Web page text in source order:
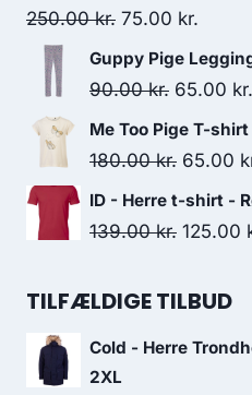
199.95
250.00kr. Original
price
was:
75.00 kr.
price
is:
Guppy Pige
90.00kr. Original
price
was:
65.00 kr.
Me Too Pige T-
180.00kr. Original
price
was:
65.00
ID - Herre t-shirt -
139.00kr. Original
was:
125.00
TILFÆLDIGE TILBUD
Cold - Herre
2XL